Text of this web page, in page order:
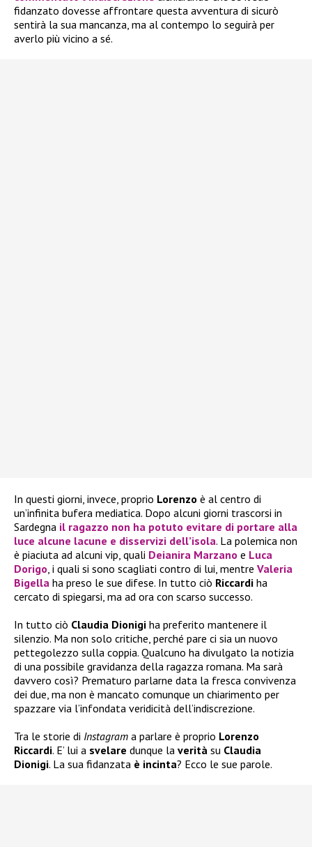
fidanzato dovesse affrontare questa avventura di sicurò
sentirà la sua mancanza, ma al contempo lo seguirà per
averlo più vicino a sé.
In questi giorni, invece, proprio Lorenzo è al centro di
un’infinita bufera mediatica. Dopo alcuni giorni trascorsi in
Sardegna il ragazzo non ha potuto evitare di portare alla
luce alcune lacune e disservizi dell’isola. La polemica non
è piaciuta ad alcuni vip, quali Deianira Marzano e Luca
Dorigo, i quali si sono scagliati contro di lui, mentre Valeria
Bigella ha preso le sue difese. In tutto ciò Riccardi ha
cercato di spiegarsi, ma ad ora con scarso successo.
In tutto ciò Claudia Dionigi ha preferito mantenere il
silenzio. Ma non solo critiche, perché pare ci sia un nuovo
pettegolezzo sulla coppia. Qualcuno ha divulgato la notizia
di una possibile gravidanza della ragazza romana. Ma sarà
davvero così? Prematuro parlarne data la fresca convivenza
dei due, ma non è mancato comunque un chiarimento per
spazzare via l’infondata veridicità dell’indiscrezione.
Tra le storie di Instagram a parlare è proprio Lorenzo
Riccardi. E’ lui a svelare dunque la verità su Claudia
Dionigi. La sua fidanzata è incinta? Ecco le sue parole.